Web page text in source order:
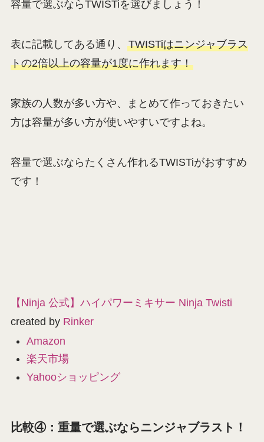
容量で選ぶならTWISTiを選びましょう！
表に記載してある通り、 TWISTiはニンジャブラス
トの2倍以上の容量が1度に作れます！
家族の人数が多い方や、まとめて作っておきたい
方は容量が多い方が使いやすいですよね。
容量で選ぶならたくさん作れるTWISTiがおすすめ
です！
【Ninja 公式】ハイパワーミキサー Ninja Twisti
created by Rinker
Amazon
楽天市場
Yahooショッピング
比較④：重量で選ぶならニンジャブラスト！